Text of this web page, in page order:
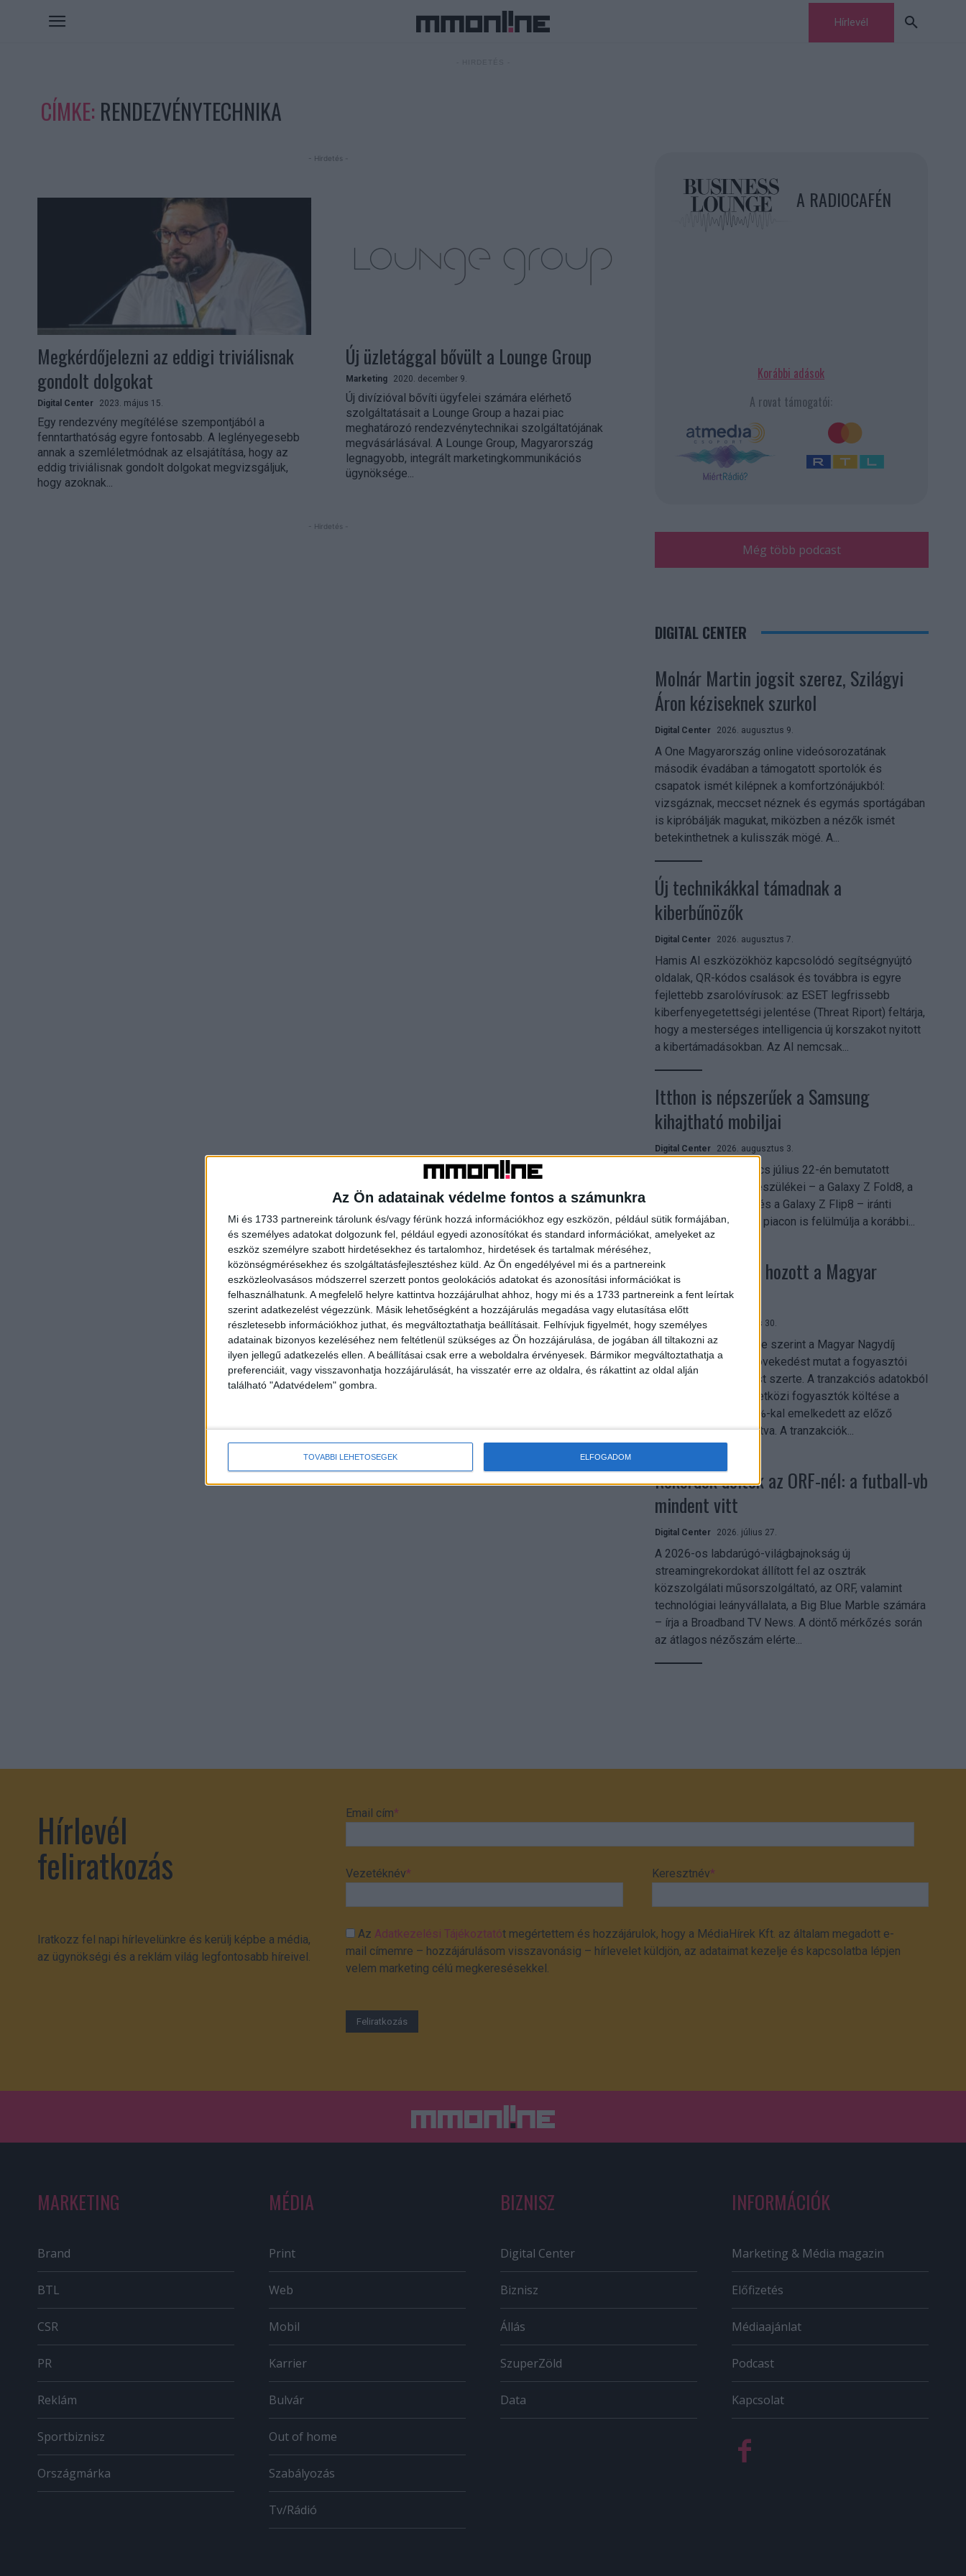
Az Ön adatainak védelme fontos a számunkra
Mi és 1733 partnereink tárolunk és/vagy férünk hozzá információkhoz egy eszközön, például sütik formájában,
és személyes adatokat dolgozunk fel, például egyedi azonosítókat és standard információkat, amelyeket az
eszköz személyre szabott hirdetésekhez és tartalomhoz, hirdetések és tartalmak méréséhez,
közönségmérésekhez és szolgáltatásfejlesztéshez küld. Az Ön engedélyével mi és a partnereink
eszközleolvasásos módszerrel szerzett pontos geolokációs adatokat és azonosítási információkat is
felhasználhatunk. A megfelelő helyre kattintva hozzájárulhat ahhoz, hogy mi és a 1733 partnereink a fent leírtak
szerint adatkezelést végezzünk. Másik lehetőségként a hozzájárulás megadása vagy elutasítása előtt
részletesebb információkhoz juthat, és megváltoztathatja beállításait. Felhívjuk figyelmét, hogy személyes
adatainak bizonyos kezeléséhez nem feltétlenül szükséges az Ön hozzájárulása, de jogában áll tiltakozni az
ilyen jellegű adatkezelés ellen. A beállításai csak erre a weboldalra érvényesek. Bármikor megváltoztathatja a
preferenciáit, vagy visszavonhatja hozzájárulását, ha visszatér erre az oldalra, és rákattint az oldal alján
található "Adatvédelem" gombra.
TOVÁBBI LEHETŐSÉGEK ELFOGADOM
Hírlevél
CÍMKE: RENDEZVÉNYTECHNIKA
- Hirdetés -
Megkérdőjelezni az eddigi triviálisnak
gondolt dolgokat
Digital Center 2023. május 15.
Egy rendezvény megítélése szempontjából a
fenntarthatóság egyre fontosabb. A leglényegesebb
annak a szemléletmódnak az elsajátítása, hogy az
eddig triviálisnak gondolt dolgokat megvizsgáljuk,
hogy azoknak...
Új üzletággal bővült a Lounge Group
Marketing 2020. december 9.
Új divízióval bővíti ügyfelei számára elérhető
szolgáltatásait a Lounge Group a hazai piac
meghatározó rendezvénytechnikai szolgáltatójának
megvásárlásával. A Lounge Group, Magyarország
legnagyobb, integrált marketingkommunikációs
ügynöksége...
- Hirdetés -
A RADIOCAFÉN
Korábbi adások
A rovat támogatói:
Még több podcast
DIGITAL CENTER
Molnár Martin jogsit szerez, Szilágyi
Áron kéziseknek szurkol
Digital Center 2026. augusztus 9.
A One Magyarország online videósorozatának
második évadában a támogatott sportolók és
csapatok ismét kilépnek a komfortzónájukból:
vizsgáznak, meccset néznek és egymás sportágában
is kipróbálják magukat, miközben a nézők ismét
betekinthetnek a kulisszák mögé. A...
Új technikákkal támadnak a
kiberbűnözők
Digital Center 2026. augusztus 7.
Hamis AI eszközökhöz kapcsolódó segítségnyújtó
oldalak, QR-kódos csalások és továbbra is egyre
fejlettebb zsarolóvírusok: az ESET legfrissebb
kiberfenyegetettségi jelentése (Threat Riport) feltárja,
hogy a mesterséges intelligencia új korszakot nyitott
a kibertámadásokban. Az AI nemcsak...
Itthon is népszerűek a Samsung
kihajtható mobiljai
Digital Center 2026. augusztus 3.
A Samsung Electronics július 22-én bemutatott
legújabb kihajtható készülékei – a Galaxy Z Fold8, a
Galaxy Z Fold8 Ultra és a Galaxy Z Flip8 – iránti
érdeklődés a magyar piacon is felülmúlja a korábbi...
Költési bummot hozott a Magyar
Nagydíj
Digital Center 2026. július 30.
A Revolut közleménye szerint a Magyar Nagydíj
hétvégéje jelentős növekedést mutat a fogyasztói
aktivitásban Budapest szerte. A tranzakciós adatokból
kiderül, hogy a nemzetközi fogyasztók költése a
versenyhétvégén 26%-kal emelkedett az előző
hétvégéhez viszonyítva. A tranzakciók...
Rekordok dőltek az ORF-nél: a futball-vb
mindent vitt
Digital Center 2026. július 27.
A 2026-os labdarúgó-világbajnokság új
streamingrekordokat állított fel az osztrák
közszolgálati műsorszolgáltató, az ORF, valamint
technológiai leányvállalata, a Big Blue Marble számára
– írja a Broadband TV News. A döntő mérkőzés során
az átlagos nézőszám elérte...
Hírlevél
feliratkozás
Iratkozz fel napi hírlevelünkre és kerülj képbe a média,
az ügynökségi és a reklám világ legfontosabb híreivel.
Email cím*
Vezetéknév* Keresztnév*
AzAdatkezelési Tájékoztatót megértettem és hozzájárulok, hogy a MédiaHírek Kft. az általam megadott e-
mail címemre – hozzájárulásom visszavonásig – hírlevelet küldjön, az adataimat kezelje és kapcsolatba lépjen
velem marketing célú megkeresésekkel.
MARKETING
Brand
BTL
CSR
PR
Reklám
Sportbiznisz
Országmárka
MÉDIA
Print
Web
Mobil
Karrier
Bulvár
Out of home
Szabályozás
Tv/Rádió
BIZNISZ
Digital Center
Biznisz
Állás
SzuperZöld
Data
INFORMÁCIÓK
Marketing & Média magazin
Előfizetés
Médiaajánlat
Podcast
Kapcsolat